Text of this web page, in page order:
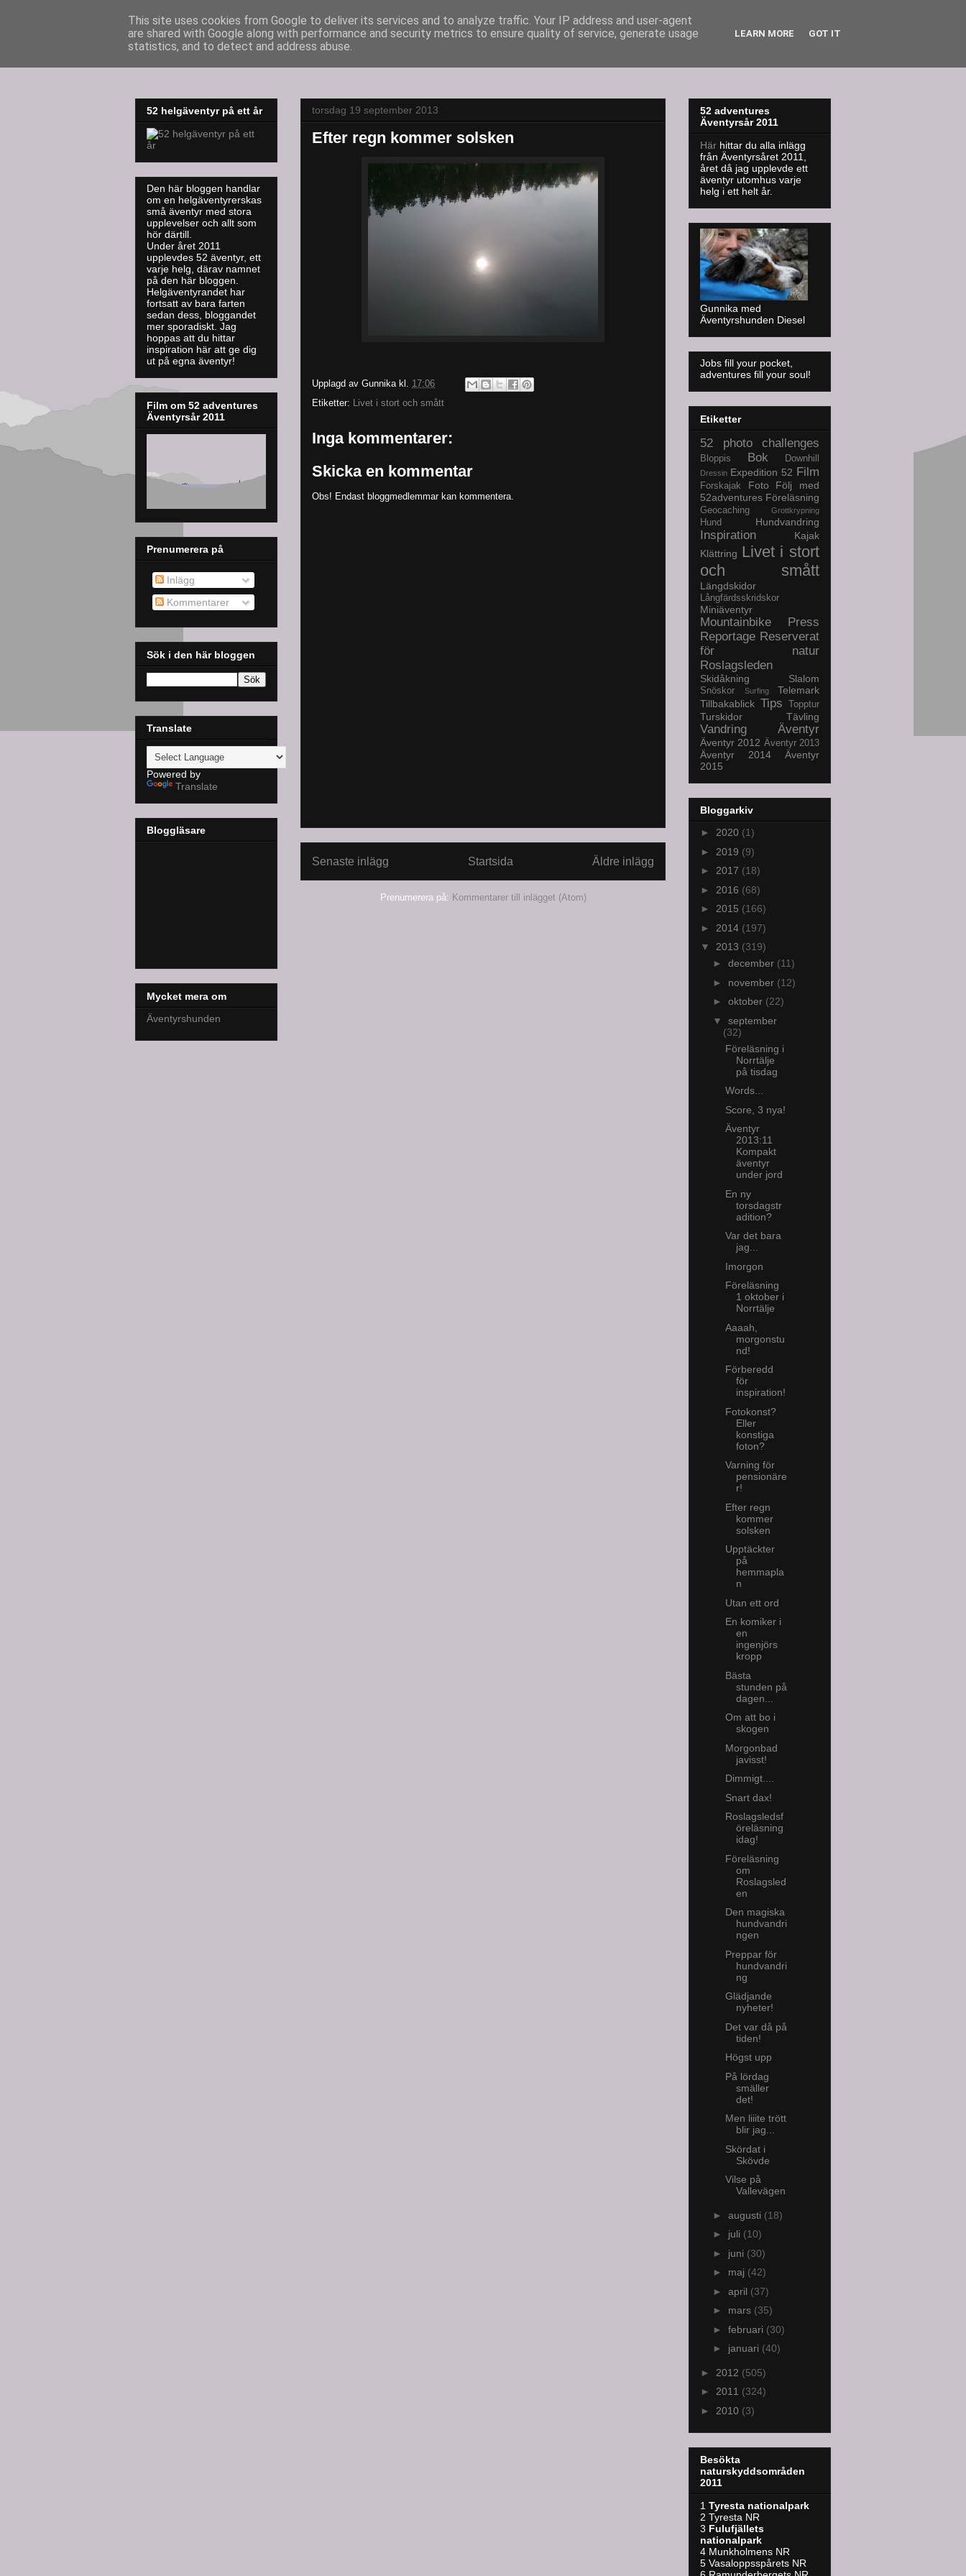
52adventures
torsdag 19 september 2013
Efter regn kommer solsken
Upplagd av Gunnika kl. 17:06
Etiketter: Livet i stort och smått
Inga kommentarer:
Skicka en kommentar
Obs! Endast bloggmedlemmar kan kommentera.
Senaste inlägg Äldre inlägg
Startsida
Prenumerera på: Kommentarer till inlägget (Atom)
52 helgäventyr på ett år
Den här bloggen handlar
om en helgäventyrerskas
små äventyr med stora
upplevelser och allt som
hör därtill.
Under året 2011
upplevdes 52 äventyr, ett
varje helg, därav namnet
på den här bloggen.
Helgäventyrandet har
fortsatt av bara farten
sedan dess, bloggandet
mer sporadiskt. Jag
hoppas att du hittar
inspiration här att ge dig
ut på egna äventyr!
Film om 52 adventures
Äventyrsår 2011
Prenumerera på
Inlägg
Kommentarer
Sök i den här bloggen
Translate
Powered by
Translate
Bloggläsare
Mycket mera om
Äventyrshunden
52 adventures
Äventyrsår 2011
Här hittar du alla inlägg
från Äventyrsåret 2011,
året då jag upplevde ett
äventyr utomhus varje
helg i ett helt år.
Gunnika med
Äventyrshunden Diesel
Jobs fill your pocket,
adventures fill your soul!
Etiketter
52 photo challenges
Bloppis Bok Downhill
Dressin Expedition 52 Film
Forskajak Foto
Följ med
52adventures Föreläsning
Geocaching Grottkrypning
Hund Hundvandring
Inspiration
Kajak
Klättring Livet i stort
och smått
Längdskidor
Långfärdsskridskor
Miniäventyr
Mountainbike
Press
Reportage Reserverat
för natur
Roslagsleden
Skidåkning Slalom
Snöskor Surfing
Telemark
Tillbakablick Tips Topptur
Turskidor Tävling
Vandring Äventyr
Äventyr 2012 Äventyr 2013
Äventyr 2014
Äventyr
2015
Bloggarkiv
► 2020 (1)
► 2019 (9)
► 2017 (18)
► 2016 (68)
► 2015 (166)
► 2014 (197)
▼ 2013 (319)
► december (11)
► november (12)
► oktober (22)
▼ september
(32)
Föreläsning i
Norrtälje
på tisdag
Words...
Score, 3 nya!
Äventyr
2013:11
Kompakt
äventyr
under jord
En ny
torsdagstr
adition?
Var det bara
jag...
Imorgon
Föreläsning
1 oktober i
Norrtälje
Aaaah,
morgonstu
nd!
Förberedd
för
inspiration!
Fotokonst?
Eller
konstiga
foton?
Varning för
pensionäre
r!
Efter regn
kommer
solsken
Upptäckter
på
hemmapla
n
Utan ett ord
En komiker i
en
ingenjörs
kropp
Bästa
stunden på
dagen...
Om att bo i
skogen
Morgonbad
javisst!
Dimmigt....
Snart dax!
Roslagsledsf
öreläsning
idag!
Föreläsning
om
Roslagsled
en
Den magiska
hundvandri
ngen
Preppar för
hundvandri
ng
Glädjande
nyheter!
Det var då på
tiden!
Högst upp
På lördag
smäller
det!
Men liiite trött
blir jag...
Skördat i
Skövde
Vilse på
Vallevägen
► augusti (18)
► juli (10)
► juni (30)
► maj (42)
► april (37)
► mars (35)
► februari (30)
► januari (40)
► 2012 (505)
► 2011 (324)
► 2010 (3)
Besökta
naturskyddsområden
2011
1 Tyresta nationalpark
2 Tyresta NR
3 Fulufjällets
nationalpark
4 Munkholmens NR
5 Vasaloppsspårets NR
This site uses cookies from Google to deliver its services and to analyze traffic. Your IP address and user-agent
are shared with Google along with performance and security metrics to ensure quality of service, generate usage
statistics, and to detect and address abuse.
LEARN MORE GOT IT